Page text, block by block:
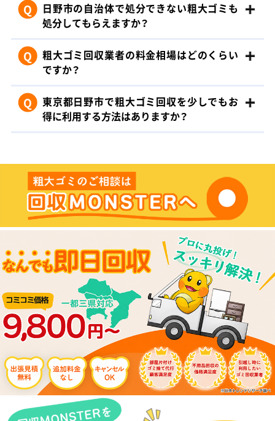
Q
日野市の自治体で処分できない粗大ゴミも
処分してもらえますか？
Q
粗大ゴミ回収業者の料金相場はどのくらい
ですか？
Q
東京都日野市で粗大ゴミ回収を少しでもお
得に利用する方法はありますか？